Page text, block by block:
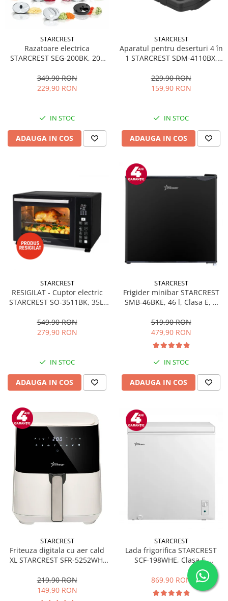
STARCREST
Razatoare electrica
STARCREST SEG-200BK, 200
349,90 RON
229,90 RON
IN STOC
ADAUGA IN COS
STARCREST
Aparatul pentru deserturi 4 în
1 STARCREST SDM-4110BX,
invelis ceramic pentru vafe,
nuci, gogosi si smile
229,90 RON
159,90 RON
IN STOC
ADAUGA IN COS
STARCREST
RESIGILAT - Cuptor electric
STARCREST SO-3511BK, 35L,
Programe predefinite,
Interfata digitala, Negru
549,90 RON
279,90 RON
IN STOC
ADAUGA IN COS
STARCREST
Frigider minibar STARCREST
SMB-46BKE, 46 l, Clasa E, H
519,90 RON
479,90 RON
IN STOC
ADAUGA IN COS
STARCREST
Friteuza digitala cu aer cald
XL STARCREST SFR-5252WH,
200 °C, 8 programe
predefinite, Alb
219,90 RON
149,90 RON
STARCREST
Lada frigorifica STARCREST
SCF-198WHE, Clasa E,
Capacitate 198L, Sistem
convertibil - functie frigider,
Termostat reglabil, Alb
869,90 RON